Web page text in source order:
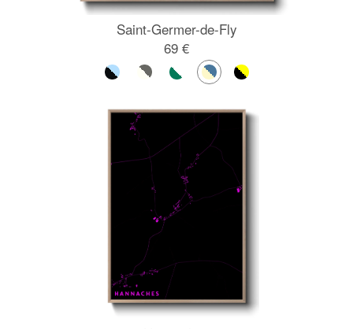
Saint-Germer-de-Fly
69 €